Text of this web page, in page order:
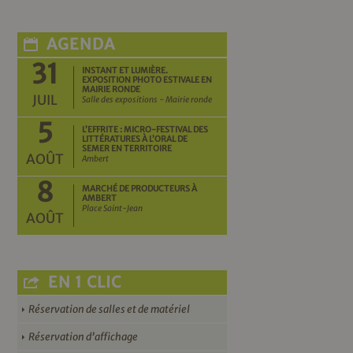
AGENDA
31
JUIL
INSTANT ET LUMIÈRE.
EXPOSITION PHOTO ESTIVALE EN
MAIRIE RONDE
Salle des expositions - Mairie ronde
5
AOÛT
L’EFFRITE : MICRO-FESTIVAL DES
LITTÉRATURES À L’ORAL DE
SEMER EN TERRITOIRE
Ambert
8
AOÛT
MARCHÉ DE PRODUCTEURS À
AMBERT
Place Saint-Jean
EN 1 CLIC
Réservation de salles et de matériel
Réservation d’affichage